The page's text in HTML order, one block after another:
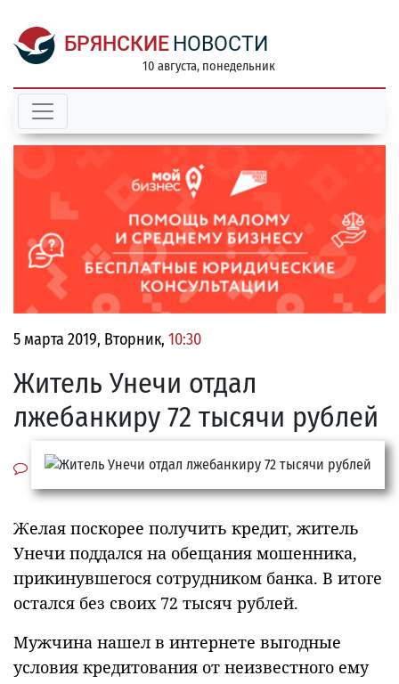
БРЯНСКИЕ НОВОСТИ
10 августа, понедельник
5 марта 2019, Вторник, 10:30
Житель Унечи отдал
лжебанкиру 72 тысячи рублей
Желая поскорее получить кредит, житель
Унечи поддался на обещания мошенника,
прикинувшегося сотрудником банка. В итоге
остался без своих 72 тысяч рублей.
Мужчина нашел в интернете выгодные
условия кредитования от неизвестного ему